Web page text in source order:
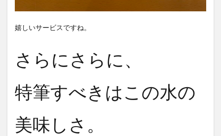
嬉しいサービスですね。
さらにさらに、
特筆すべきはこの水の
美味しさ。